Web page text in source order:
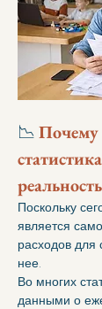
📉 Почему
реальность
Поскольку
является
расходов для
нее.
Во многих
данными о